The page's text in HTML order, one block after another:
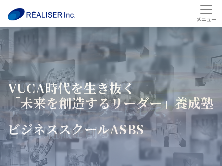
We are the Leaders
全ての人をリーダーにして、
自律型組織を創る
VUCA時代を生き抜く
「未来を創造するリーダー」養成塾
ビジネススクールASBS
We are the Leaders
全ての人をリーダーにして、
自律型組織を創る